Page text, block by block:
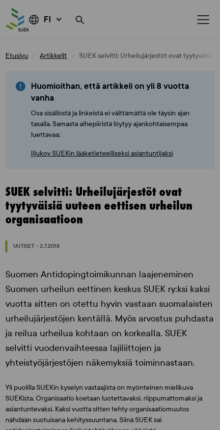
FI
Etusivu Artikkelit SUEK selvitti: Urheilujärjestöt ovat
Huomioithan, että artikkeli on yli 8 vuotta
vanha
Osa sisällöstä ja linkeistä ei välttämättä ole täysin ajan
tasalla. Samasta aihepiiristä löytyy ajankohtaisempaa
luettavaa:
Iljukov SUEKin lääketieteelliseksi asiantuntijaksi
SUEK selvitti: Urheilujärjestöt ovat
tyytyväisiä uuteen eettisen urheilun
organisaatioon
UUTISET - 2.7.2018
Suomen Antidopingtoimikunnan laajeneminen
Suomen urheilun eettinen keskus SUEK ry:ksi kaksi
vuotta sitten on otettu hyvin vastaan suomalaisten
urheilujärjestöjen kentällä. Myös arvostus puhdasta
ja reilua urheilua kohtaan on korkealla. SUEK
selvitti vuodenvaihteessa lajiliittojen ja
yhteistyöjärjestöjen näkemyksiä toiminnastaan.
Yli puolilla SUEKin kyselyn vastaajista on myönteinen mielikuva
SUEKista. Organisaatio koetaan luotettavaksi, riippumattomaksi ja
asiantuntevaksi. Kaksi vuotta sitten tehty organisaatiomuutos
nähdään suotuisana kehityssuuntana. Siinä SUEK sai